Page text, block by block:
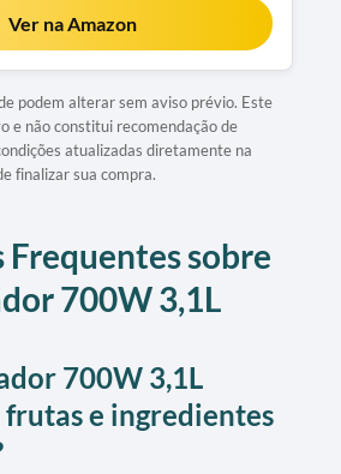
Ver na Amazon
podem alterar sem aviso prévio. Este
e não constitui recomendação de
atualizadas diretamente na
finalizar sua compra.
Frequentes sobre
700W 3,1L
700W 3,1L
e ingredientes